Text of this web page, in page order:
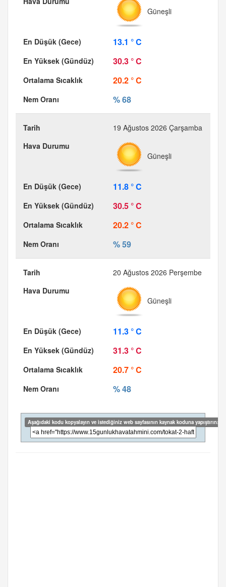
Güneşli
13.1 ° C
30.3 ° C
20.2 ° C
% 68
19 Ağustos 2026 Çarşamba
Güneşli
11.8 ° C
30.5 ° C
20.2 ° C
% 59
20 Ağustos 2026 Perşembe
Güneşli
11.3 ° C
31.3 ° C
20.7 ° C
% 48
Aşağıdaki kodu kopyalayın ve istediğiniz web sayfasının kaynak koduna yapıştırın: